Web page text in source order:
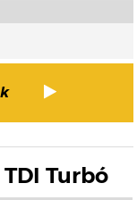
Turbó